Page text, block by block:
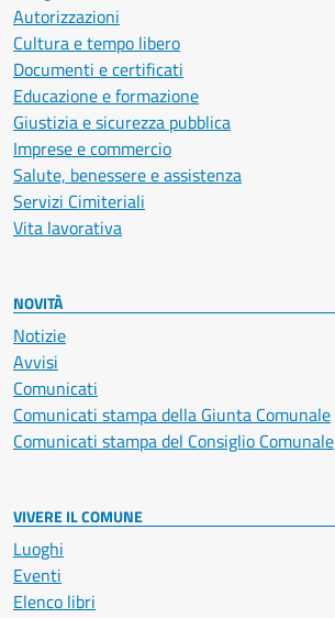
Autorizzazioni
Cultura e tempo libero
Documenti e certificati
Educazione e formazione
Giustizia e sicurezza pubblica
Imprese e commercio
Salute, benessere e assistenza
Servizi Cimiteriali
Vita lavorativa
NOVITÀ
Notizie
Avvisi
Comunicati
Comunicati stampa della Giunta Comunale
Comunicati stampa del Consiglio Comunale
VIVERE IL COMUNE
Luoghi
Eventi
Elenco libri